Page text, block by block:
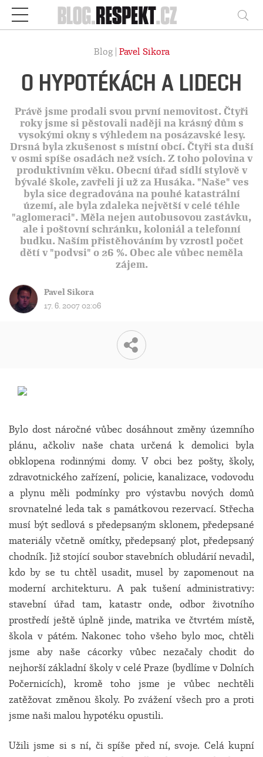
Respekt
Blog | Pavel Sikora
O HYPOTÉKÁCH A LIDECH
Právě jsme prodali svou první nemovitost. Čtyři
roky jsme si pěstovali naději na krásný dům s
vysokými okny s výhledem na posázavské lesy.
Drsná byla zkušenost s místní obcí. Čtyři sta duší
v osmi spíše osadách než vsích. Z toho polovina v
produktivním věku. Obecní úřad sídlí stylově v
bývalé škole, zavřeli ji už za Husáka. "Naše" ves
byla sice degradována na pouhé katastrální
území, ale byla zdaleka největší v celé téhle
"aglomeraci". Měla nejen autobusovou zastávku,
ale i poštovní schránku, koloniál a telefonní
budku. Naším přistěhováním by vzrostl počet
dětí v "podvsi" o 26 %. Obec ale vůbec neměla
zájem.
Pavel Sikora
17. 6. 2007 02:06
Bylo dost náročné vůbec dosáhnout změny územního
plánu, ačkoliv naše chata určená k demolici byla
obklopena rodinnými domy. V obci bez pošty, školy,
zdravotnického zařízení, policie, kanalizace, vodovodu
a plynu měli podmínky pro výstavbu nových domů
srovnatelné leda tak s památkovou rezervací. Střecha
musí být sedlová s předepsaným sklonem, předepsané
materiály včetně omítky, předepsaný plot, předepsaný
chodník. Již stojící soubor stavebních obludárií nevadil,
kdo by se tu chtěl usadit, musel by zapomenout na
moderní architekturu. A pak tušení administrativy:
stavební úřad tam, katastr onde, odbor životního
prostředí ještě úplně jinde, matrika ve čtvrtém místě,
škola v pátém. Nakonec toho všeho bylo moc, chtěli
jsme aby naše cácorky vůbec nezačaly chodit do
nejhorší základní školy v celé Praze (bydlíme v Dolních
Počernicích), kromě toho jsme je vůbec nechtěli
zatěžovat změnou školy. Po zvážení všech pro a proti
jsme naši malou hypotéku opustili.
Užili jsme si s ní, či spíše před ní, svoje. Celá kupní